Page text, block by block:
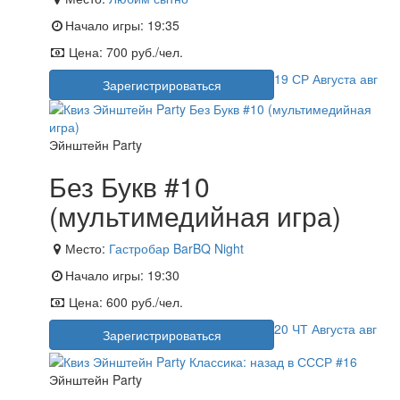
Начало игры: 19:35
Цена: 700 руб./чел.
Зарегистрироваться
19 СР Августа авг
Эйнштейн Party
Без Букв #10
(мультимедийная игра)
Место: Гастробар BarBQ Night
Начало игры: 19:30
Цена: 600 руб./чел.
Зарегистрироваться
20 ЧТ Августа авг
Эйнштейн Party